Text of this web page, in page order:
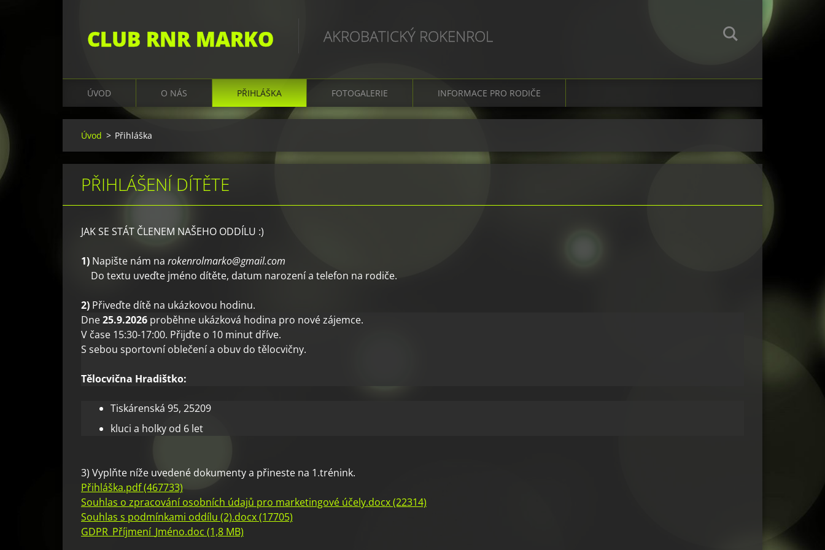
CLUB RNR MARKO AKROBATICKÝ ROKENROL
ÚVOD O NÁS PŘIHLÁŠKA FOTOGALERIE INFORMACE PRO RODIČE
Úvod > Přihláška
PŘIHLÁŠENÍ DÍTĚTE
JAK SE STÁT ČLENEM NAŠEHO ODDÍLU :)
1) Napište nám na rokenrolmarko@gmail.com
Do textu uveďte jméno dítěte, datum narození a telefon na rodiče.
2) Přiveďte dítě na ukázkovou hodinu.
Dne25.9.2026 proběhne ukázková hodina pro nové zájemce.
V čase 15:30-17:00. Přijďte o 10 minut dříve.
S sebou sportovní oblečení a obuv do tělocvičny.
Tělocvična Hradištko:
Tiskárenská 95, 25209
kluci a holky od 6 let
3) Vyplňte níže uvedené dokumenty a přineste na 1.trénink.
Přihláška.pdf (467733)
Souhlas o zpracování osobních údajů pro marketingové účely.docx (22314)
Souhlas s podmínkami oddílu (2).docx (17705)
GDPR_Příjmení_Jméno.doc (1,8 MB)